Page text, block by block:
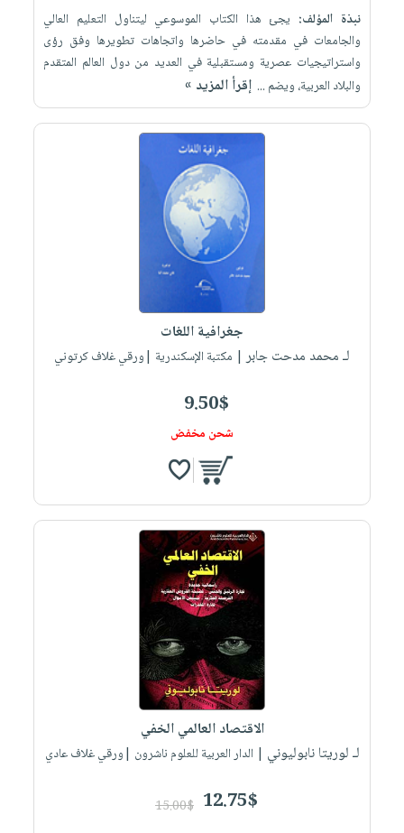
نبذة المؤلف: يجئ هذا الكتاب الموسوعي ليتناول التعليم العالي
والجامعات في مقدمته في حاضرها واتجاهات تطويرها وفق رؤى
واستراتيجيات عصرية ومستقبلية في العديد من دول العالم المتقدم
والبلاد العربية، ويضم ... إقرأ المزيد »
جغرافية اللغات
لـ محمد مدحت جابر| مكتبة الإسكندرية |ورقي غلاف كرتوني
9.50$
شحن مخفض
الاقتصاد العالمي الخفي
لـ لوريتا نابوليوني | الدار العربية للعلوم ناشرون |ورقي غلاف عادي
12.75$
15.00$